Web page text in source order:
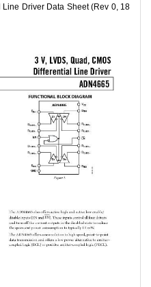
Line Driver Data Sheet (Rev 0, 18